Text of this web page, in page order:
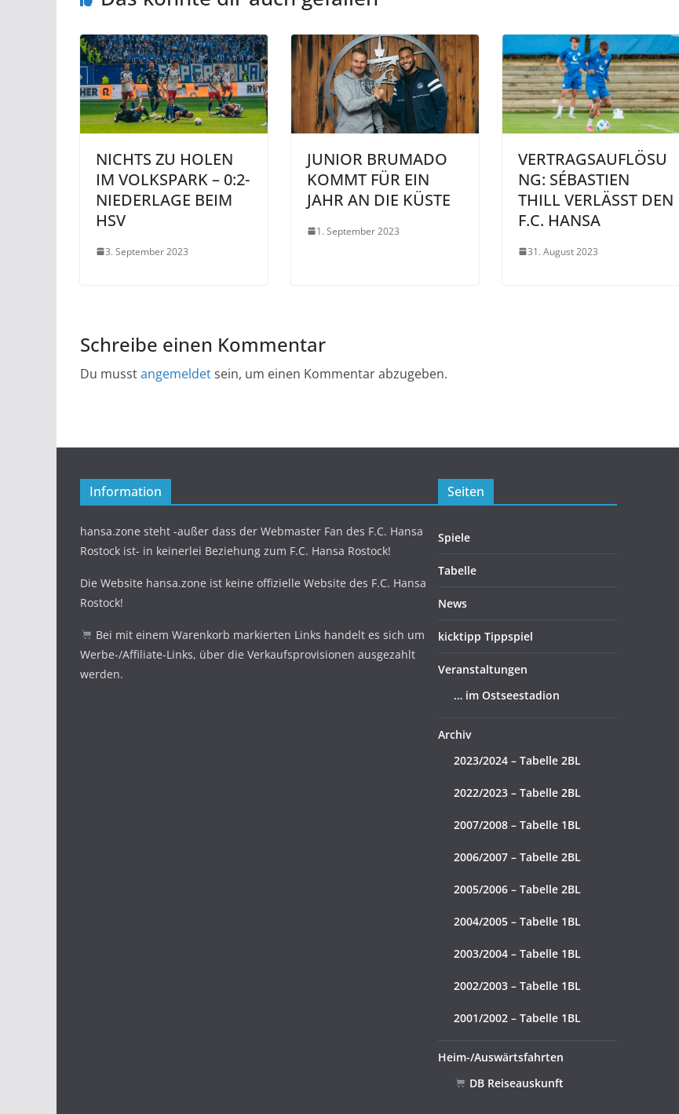
NICHTS ZU HOLEN
IM VOLKSPARK – 0:2-
NIEDERLAGE BEIM
HSV
3. September 2023
JUNIOR BRUMADO
KOMMT FÜR EIN
JAHR AN DIE KÜSTE
1. September 2023
VERTRAGSAUFLÖSU
NG: SÉBASTIEN
THILL VERLÄSST DEN
F.C. HANSA
31. August 2023
Schreibe einen Kommentar
Du musstangemeldetsein, um einen Kommentar abzugeben.
Information
hansa.zone steht -außer dass der Webmaster Fan des F.C. Hansa
Rostock ist- in keinerlei Beziehung zum F.C. Hansa Rostock!
Die Website hansa.zone ist keine offizielle Website des F.C. Hansa
Rostock!
Bei mit einem Warenkorb markierten Links handelt es sich um
Werbe-/Affiliate-Links, über die Verkaufsprovisionen ausgezahlt
werden.
Seiten
Spiele
Tabelle
News
kicktipp Tippspiel
Veranstaltungen
… im Ostseestadion
Archiv
2023/2024 – Tabelle 2BL
2022/2023 – Tabelle 2BL
2007/2008 – Tabelle 1BL
2006/2007 – Tabelle 2BL
2005/2006 – Tabelle 2BL
2004/2005 – Tabelle 1BL
2003/2004 – Tabelle 1BL
2002/2003 – Tabelle 1BL
2001/2002 – Tabelle 1BL
Heim-/Auswärtsfahrten
DB Reiseauskunft